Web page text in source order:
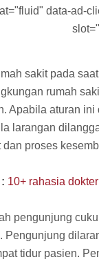
data-ad-
sakit pada
rumah
Apabila aturan
larangan
dan proses
10+ rahasia
pengunjung
Pengunjung
tidur pasien.